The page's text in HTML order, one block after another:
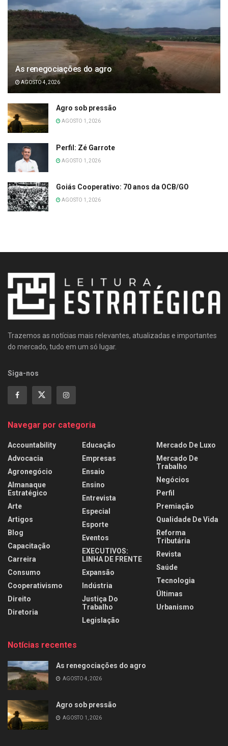
As renegociações do agro
AGOSTO 4, 2026
Agro sob pressão
AGOSTO 1, 2026
Perfil: Zé Garrote
AGOSTO 1, 2026
Goiás Cooperativo: 70 anos da OCB/GO
AGOSTO 1, 2026
Trazemos as notícias mais relevantes, atualizadas e importantes
do mercado, tudo em um só lugar.
Siga-nos
Navegar por categoria
Accountability
Advocacia
Agronegócio
Almanaque
Estratégico
Arte
Artigos
Blog
Capacitação
Carreira
Consumo
Cooperativismo
Direito
Diretoria
Educação
Empresas
Ensaio
Ensino
Entrevista
Especial
Esporte
Eventos
EXECUTIVOS:
LINHA DE FRENTE
Expansão
Indústria
Justiça Do
Trabalho
Legislação
Mercado De Luxo
Mercado De
Trabalho
Negócios
Perfil
Premiação
Qualidade De Vida
Reforma
Tributária
Revista
Saúde
Tecnologia
Últimas
Urbanismo
Notícias recentes
As renegociações do agro
AGOSTO 4, 2026
Agro sob pressão
AGOSTO 1, 2026